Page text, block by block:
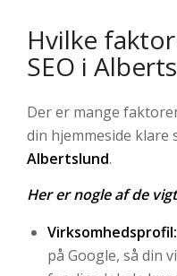
Hvilke
SEO i
Der er mange
din hjemmeside klare
Albertslund.
Her er nogle af de
Virksomhedsprofil:
på Google, så din